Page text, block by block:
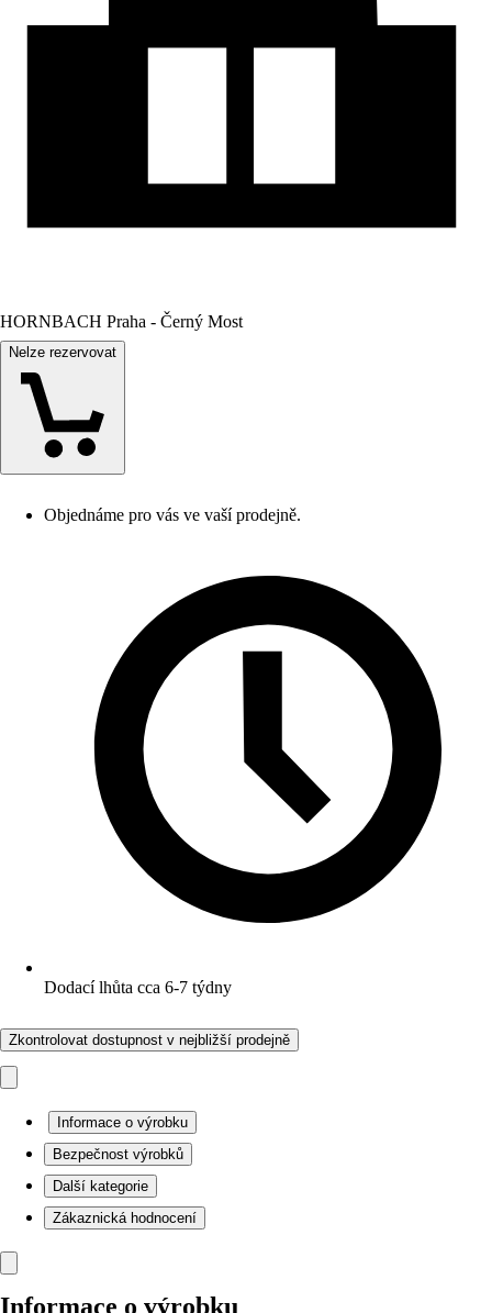
HORNBACH Praha - Černý Most
Nelze rezervovat
Objednáme pro vás ve vaší prodejně.
Dodací lhůta cca 6-7 týdny
Zkontrolovat dostupnost v nejbližší prodejně
Informace o výrobku
Bezpečnost výrobků
Další kategorie
Zákaznická hodnocení
Informace o výrobku